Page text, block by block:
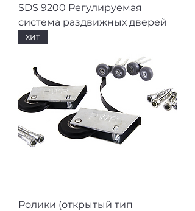
SDS 9200 Регулируемая
система раздвижных дверей
хит
Ролики (открытый тип